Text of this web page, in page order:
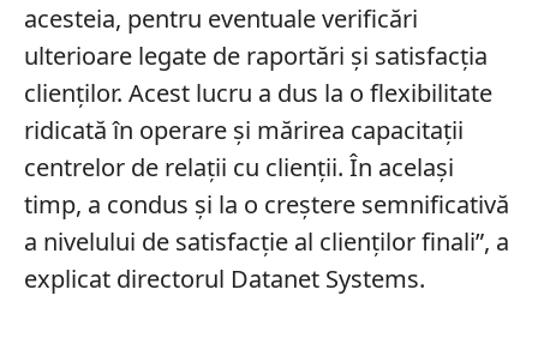
acesteia, pentru eventuale verificări
ulterioare legate de raportări și satisfacția
clienților. Acest lucru a dus la o flexibilitate
ridicată în operare și mărirea capacitații
centrelor de relații cu clienții. În același
timp, a condus și la o creștere semnificativă
a nivelului de satisfacție al clienților finali”, a
explicat directorul Datanet Systems.